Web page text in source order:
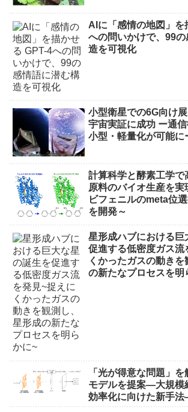
AIに「感情の地図」を
への問いかけで、99
造を可視化
小型衛星での6G向け
宇宙実証に成功 ー通
小型・軽量化が可能に
計算科学と酵素工学で
原料のバイオ生産を実
ビフェニルのmeta位
を開発～
星形成ハブにおける巨
促進する低密度ガス流
くかったガスの動き
の新たなプロセスを明
「光が得意な問題」
モデルを提案―大規模
効率化に向けた新手